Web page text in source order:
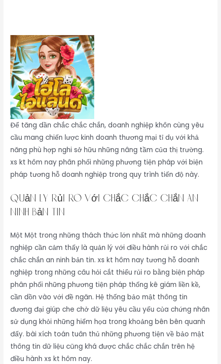
Để tăng dần chắc chắc chắn, doanh nghiệp khôn cùng yêu
cầu mang chiến lược kinh doanh thương mại tỉ dụ với khả
năng phù hợp nghi sở hữu những nâng tầm của thị trường.
xs kt hôm nay phân phối những phương tiện pháp với biện
pháp tương hỗ doanh nghiệp trong quy trình tiến độ này.
Quản lý rủi ro với chắc chắc chắn an
ninh bản tin
Một Một trong những thách thức lớn nhất mà những doanh
nghiệp cần cảm thấy là quản lý với điều hành rủi ro với chắc
chắc chắn an ninh bản tin. xs kt hôm nay tương hỗ doanh
nghiệp trong những câu hỏi cắt thiểu rủi ro bằng biện pháp
phân phối những phương tiện pháp thống kê giám liền kề,
cần dồn vào với đề ngăn. Hệ thống bảo mật thông tin
đương đại giúp che chở dữ liệu yêu cầu yếu của chứng nhân
sử dụng khỏi những hiểm họa trong khoảng bên bên quanh
đấy. bài xích toán tuân thủ những phương tiện về bảo mật
thông tin dữ liệu cũng khá được chắc chắc chắn trên hệ
điều hành xs kt hôm nay.